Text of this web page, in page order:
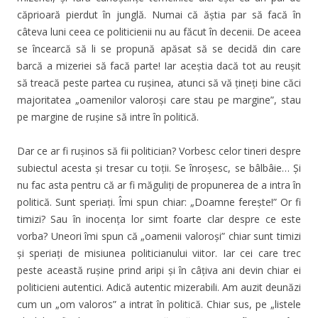
căprioară pierdut în junglă. Numai că ăștia par să facă în
câteva luni ceea ce politicienii nu au făcut în decenii. De aceea
se încearcă să li se propună apăsat să se decidă din care
barcă a mizeriei să facă parte! Iar aceștia dacă tot au reușit
să treacă peste partea cu rușinea, atunci să vă țineți bine căci
majoritatea „oamenilor valoroși care stau pe margine”, stau
pe margine de rușine să intre în politică.
Dar ce ar fi rușinos să fii politician? Vorbesc celor tineri despre
subiectul acesta și tresar cu toții. Se înroșesc, se bâlbâie… Și
nu fac asta pentru că ar fi măguliți de propunerea de a intra în
politică. Sunt speriați. Îmi spun chiar: „Doamne ferește!” Or fi
timizi? Sau în inocența lor simt foarte clar despre ce este
vorba? Uneori îmi spun că „oamenii valoroși” chiar sunt timizi
și speriați de misiunea politicianului viitor. Iar cei care trec
peste această rușine prind aripi și în câțiva ani devin chiar ei
politicieni autentici. Adică autentic mizerabili. Am auzit deunăzi
cum un „om valoros” a intrat în politică. Chiar sus, pe „listele